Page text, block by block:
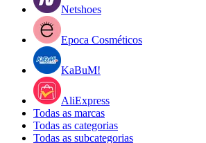
Netshoes
Epoca Cosméticos
KaBuM!
AliExpress
Todas as marcas
Todas as categorias
Todas as subcategorias